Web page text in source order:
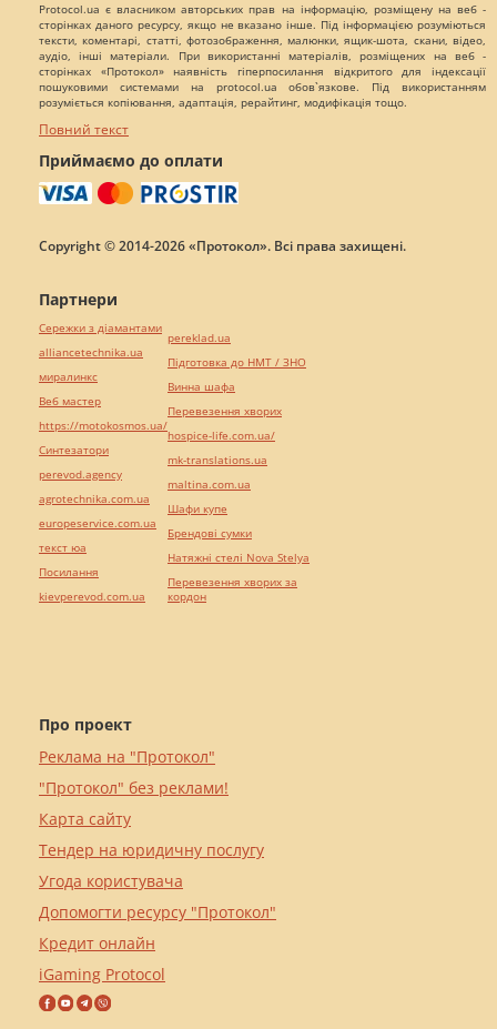
Protocol.ua є власником авторських прав на інформацію, розміщену на веб -
сторінках даного ресурсу, якщо не вказано інше. Під інформацією розуміються
тексти, коментарі, статті, фотозображення, малюнки, ящик-шота, скани, відео,
аудіо, інші матеріали. При використанні матеріалів, розміщених на веб -
сторінках «Протокол» наявність гіперпосилання відкритого для індексації
пошуковими системами на protocol.ua обов`язкове. Під використанням
розуміється копіювання, адаптація, рерайтинг, модифікація тощо.
Повний текст
Приймаємо до оплати
Copyright © 2014-2026 «Протокол». Всі права захищені.
Про проект
Реклама на "Протокол"
"Протокол" без реклами!
Карта сайту
Тендер на юридичну послугу
Угода користувача
Допомогти ресурсу "Протокол"
Кредит онлайн
iGaming Protocol
Партнери
Сережки з діамантами
alliancetechnika.ua
миралинкс
Веб мастер
https://motokosmos.ua/
Синтезатори
perevod.agency
agrotechnika.com.ua
europeservice.com.ua
текст юа
Посилання
kievperevod.com.ua
pereklad.ua
Підготовка до НМТ / ЗНО
Винна шафа
Перевезення хворих
hospice-life.com.ua/
mk-translations.ua
maltina.com.ua
Шафи купе
Брендові сумки
Натяжні стелі Nova Stelya
Перевезення хворих за
кордон